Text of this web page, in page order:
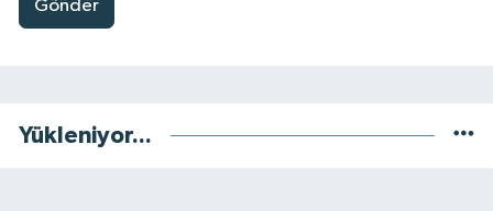
Gönder
Yükleniyor...